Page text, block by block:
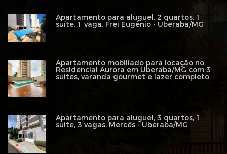
Apartamento para aluguel, 2 quartos, 1
suíte, 1 vaga, Frei Eugênio - Uberaba/MG
Apartamento mobiliado para locação no
Residencial Aurora em Uberaba/MG com 3
suítes, varanda gourmet e lazer completo
Apartamento para aluguel, 3 quartos, 1
suíte, 3 vagas, Mercês - Uberaba/MG